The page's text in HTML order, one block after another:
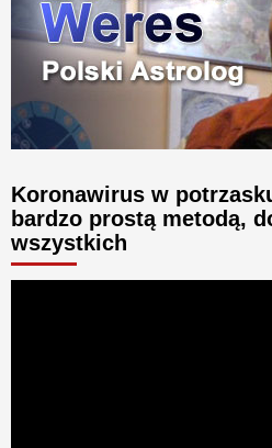
Koronawirus w
bardzo prostą metodą,
wszystkich